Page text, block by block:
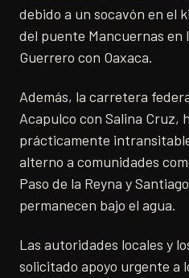
debido a un socavón en el
del puente Mancuernas
Guerrero con Oaxaca.
Además, la carretera
Acapulco con Salina Cruz,
prácticamente
alterno a comunidades
Paso de la Reyna y
permanecen bajo el agua.
Las autoridades locales y
solicitado apoyo urgente a